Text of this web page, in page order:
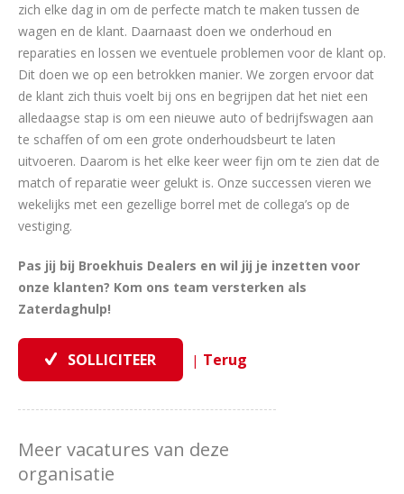
zich elke dag in om de perfecte match te maken tussen de
wagen en de klant. Daarnaast doen we onderhoud en
reparaties en lossen we eventuele problemen voor de klant op.
Dit doen we op een betrokken manier. We zorgen ervoor dat
de klant zich thuis voelt bij ons en begrijpen dat het niet een
alledaagse stap is om een nieuwe auto of bedrijfswagen aan
te schaffen of om een grote onderhoudsbeurt te laten
uitvoeren. Daarom is het elke keer weer fijn om te zien dat de
match of reparatie weer gelukt is. Onze successen vieren we
wekelijks met een gezellige borrel met de collega’s op de
vestiging.
Pas jij bij Broekhuis Dealers en wil jij je inzetten voor
onze klanten? Kom ons team versterken als
Zaterdaghulp!
|
Meer vacatures van deze
organisatie